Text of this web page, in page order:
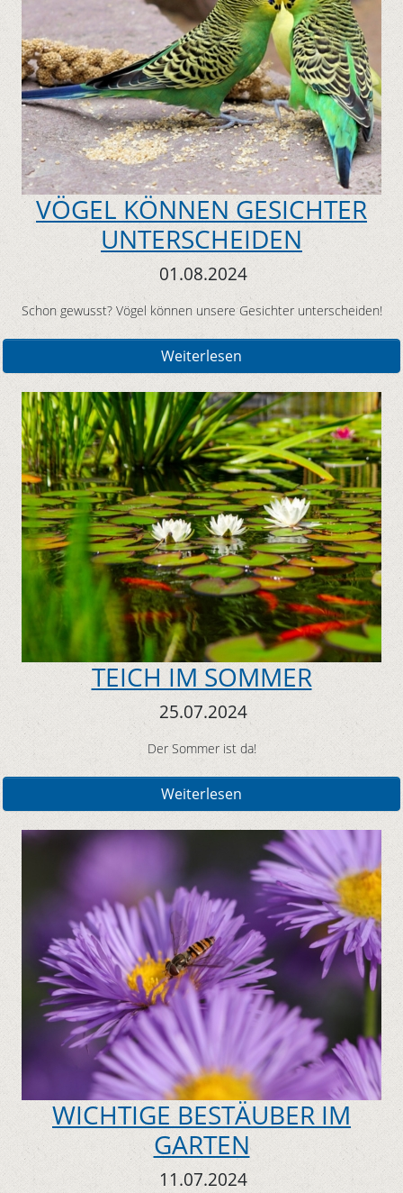
VÖGEL KÖNNEN GESICHTER
UNTERSCHEIDEN
01.08.2024
Schon gewusst? Vögel können unsere Gesichter unterscheiden!
Weiterlesen
TEICH IM SOMMER
25.07.2024
Der Sommer ist da!
Weiterlesen
WICHTIGE BESTÄUBER IM
GARTEN
11.07.2024